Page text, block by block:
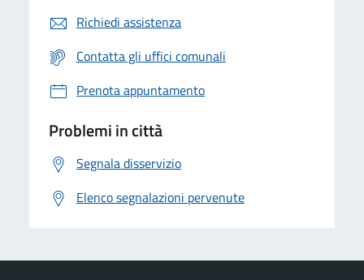
Richiedi assistenza
Contatta gli uffici comunali
Prenota appuntamento
Problemi in città
Segnala disservizio
Elenco segnalazioni pervenute